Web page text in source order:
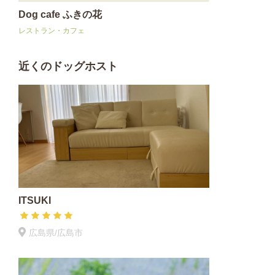
Dog cafe ふきの花
レストラン・カフェ
近くのドッグホスト
ITSUKI
広島県/広島市